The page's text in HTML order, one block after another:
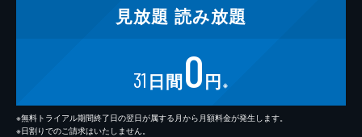
見放題 読み放題
31 日間0円 ※
※無料トライアル期間終了日の翌日が属する月から月額料金が発生します。
※日割りでのご請求はいたしません。